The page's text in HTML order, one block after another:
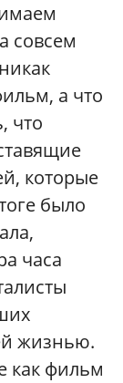
совсем
а что
что
которые
было
часа
жизнью.
как фильм